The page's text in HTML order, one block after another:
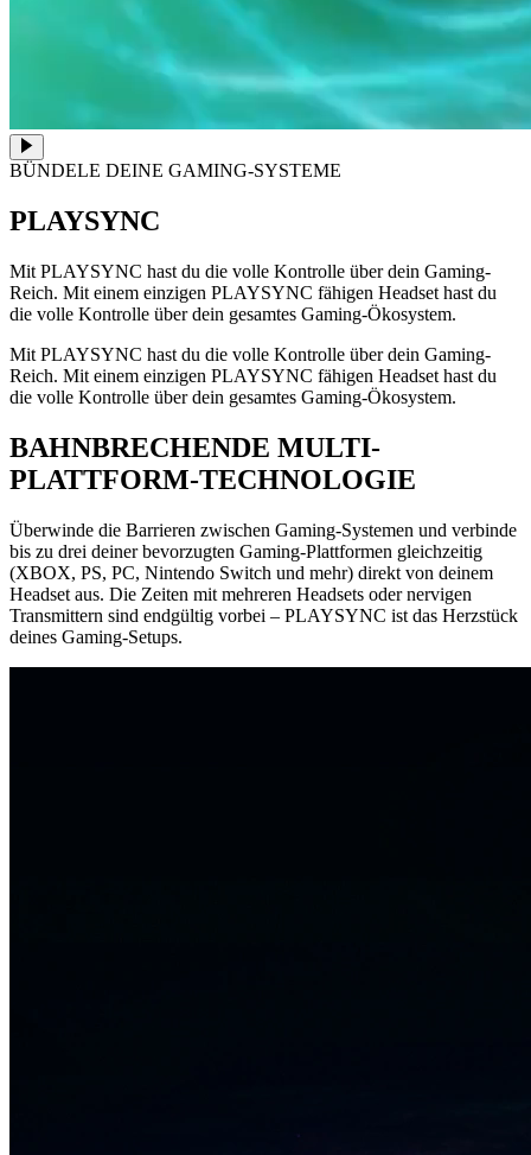
BÜNDELE DEINE GAMING-SYSTEME
PLAYSYNC
Mit PLAYSYNC hast du die volle Kontrolle über dein Gaming-
Reich. Mit einem einzigen PLAYSYNC fähigen Headset hast du
die volle Kontrolle über dein gesamtes Gaming-Ökosystem.
Mit PLAYSYNC hast du die volle Kontrolle über dein Gaming-
Reich. Mit einem einzigen PLAYSYNC fähigen Headset hast du
die volle Kontrolle über dein gesamtes Gaming-Ökosystem.
BAHNBRECHENDE MULTI-
PLATTFORM-TECHNOLOGIE
Überwinde die Barrieren zwischen Gaming-Systemen und verbinde
bis zu drei deiner bevorzugten Gaming-Plattformen gleichzeitig
(XBOX, PS, PC, Nintendo Switch und mehr) direkt von deinem
Headset aus. Die Zeiten mit mehreren Headsets oder nervigen
Transmittern sind endgültig vorbei – PLAYSYNC ist das Herzstück
deines Gaming-Setups.